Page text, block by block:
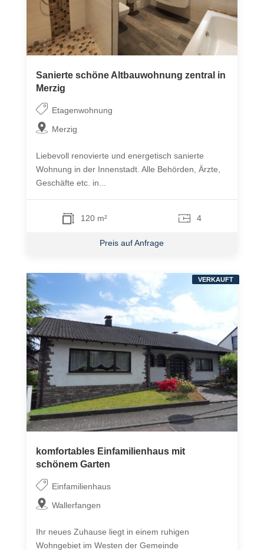
Sanierte schöne Altbauwohnung zentral in
Merzig
Etagenwohnung
Merzig
Liebevoll renovierte und energetisch sanierte
Wohnung in der Innenstadt. Alle Behörden, Ärzte,
Geschäfte etc. in...
120 m² 4
Preis auf Anfrage
komfortables Einfamilienhaus mit
schönem Garten
Einfamilienhaus
Wallerfangen
Ihr neues Zuhause liegt in einem ruhigen
Wohngebiet im Westen der Gemeinde
VERKAUFT